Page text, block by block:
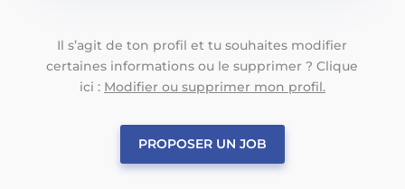
Il s’agit de ton profil et tu souhaites modifier
certaines informations ou le supprimer ? Clique
ici : Modifier ou supprimer mon profil.
PROPOSER UN JOB